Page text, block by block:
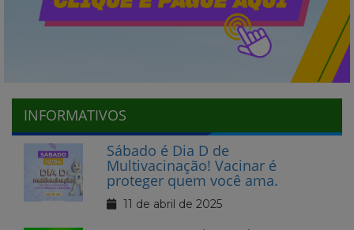
INFORMATIVOS
Sábado é Dia D de
Multivacinação! Vacinar é
proteger quem você ama.
11 de abril de 2025